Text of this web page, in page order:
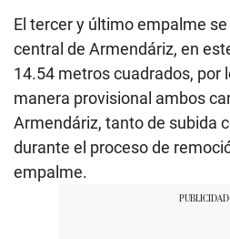
El tercer y último empalme
central de Armendáriz, en
14.54 metros cuadrados, por
manera provisional ambos
Armendáriz, tanto de subida
durante el proceso de
empalme.